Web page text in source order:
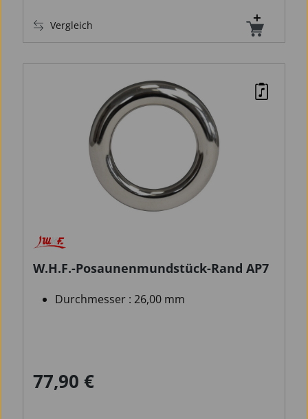
Vergleich
W.H.F.-Posaunenmundstück-Rand AP7
Durchmesser : 26,00 mm
Regulärer Preis:
77,90 €